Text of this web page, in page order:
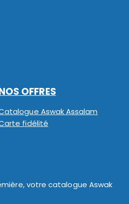
OFFRES
Aswak Assalam
fidélité
votre catalogue Aswak